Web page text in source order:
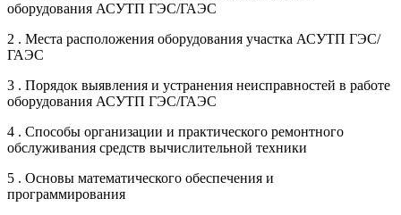
оборудования АСУТП ГЭС/ГАЭС
2 . Места расположения оборудования участка АСУТП ГЭС/
ГАЭС
3 . Порядок выявления и устранения неисправностей в работе
оборудования АСУТП ГЭС/ГАЭС
4 . Способы организации и практического ремонтного
обслуживания средств вычислительной техники
5 . Основы математического обеспечения и
программирования